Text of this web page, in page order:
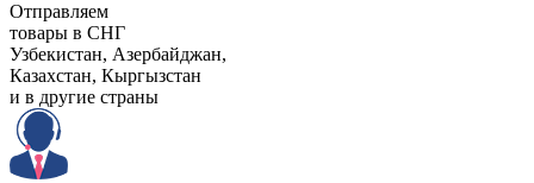
Отправляем
товары в СНГ
Узбекистан, Aзербайджан,
Казахстан, Кыргызстан
и в другие страны